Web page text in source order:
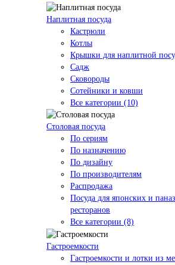
Наплитная посуда
Кастрюли
Котлы
Крышки для наплитной
Садж
Сковороды
Сотейники и ковши
Все категории (10)
Столовая посуда
По сериям
По назначению
По дизайну
По производителям
Распродажа
Посуда для японских и
ресторанов
Все категории (8)
Гастроемкости
Гастроемкости и лотки из